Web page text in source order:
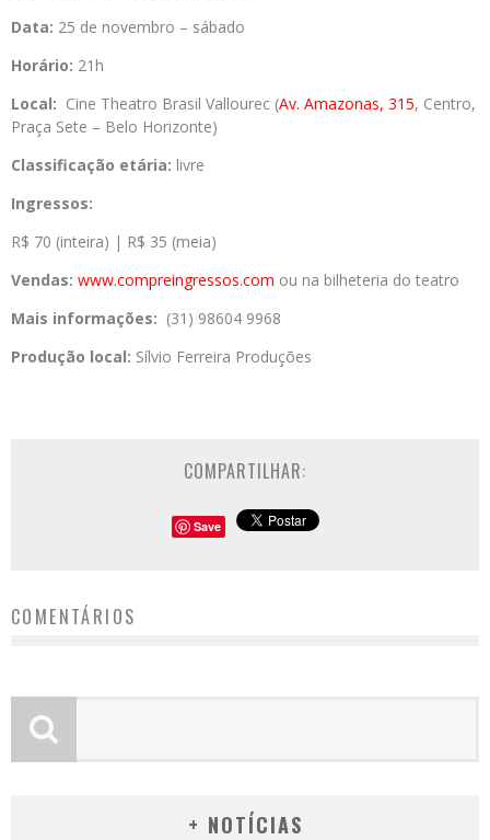
Data: 25 de novembro – sábado
Horário: 21h
Local: Cine Theatro Brasil Vallourec (Av. Amazonas, 315, Centro,
Praça Sete – Belo Horizonte)
Classificação etária: livre
Ingressos:
R$ 70 (inteira) | R$ 35 (meia)
Vendas: www.compreingressos.com ou na bilheteria do teatro
Mais informações: (31) 98604 9968
Produção local: Sílvio Ferreira Produções
COMPARTILHAR:
Save
COMENTÁRIOS
+ NOTÍCIAS